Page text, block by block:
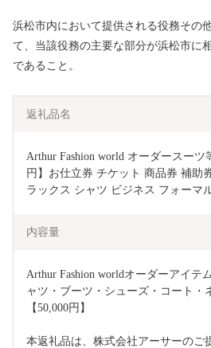
浜松市内において提供される役務その
て、当該役務の主要な部分が浜松市に
であること。
返礼品名
Arthur Fashion world オーダースーツ
円】お仕立券 チケット 商品券 補助
ラックス シャツ ビジネス フォーマ
内容量
Arthur Fashion worldオーダーアイテ
ャツ・ブーツ・シューズ・コート・
【50,000円】
本返礼品は、株式会社アーサーのご